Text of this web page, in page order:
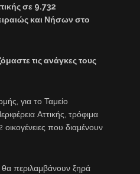
σε 9.732
και Νήσων στο
τις ανάγκες τους
για το Ταμείο
Αττικής, τρόφιμα
που διαμένουν
θα περιλαμβάνουν ξηρά